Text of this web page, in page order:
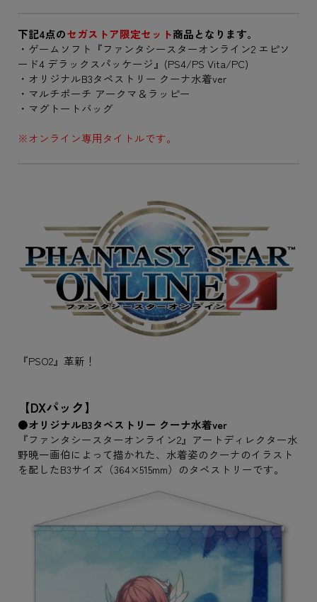
下記4点のセガストア限定セット商品となります。
・ゲームソフト『ファンタシースターオンライン2 エピソ
ード4 デラックスパッケージ』(PS4/PS Vita/PC)
・オリジナルB3タペストリー クーナ水着ver
・マルチポーチ アークマ＆ラッピー
・マグトートバッグ
※オンライン専用タイトルです。
『PSO2』革新！
【DXパック】
●オリジナルB3タペストリー クーナ水着ver
『ファンタシースターオンライン2』アートディレクター水
野暁一画伯によって描かれた、水着姿のクーナのイラスト
を配したB3サイズ（364×515mm）のタペストリーです。